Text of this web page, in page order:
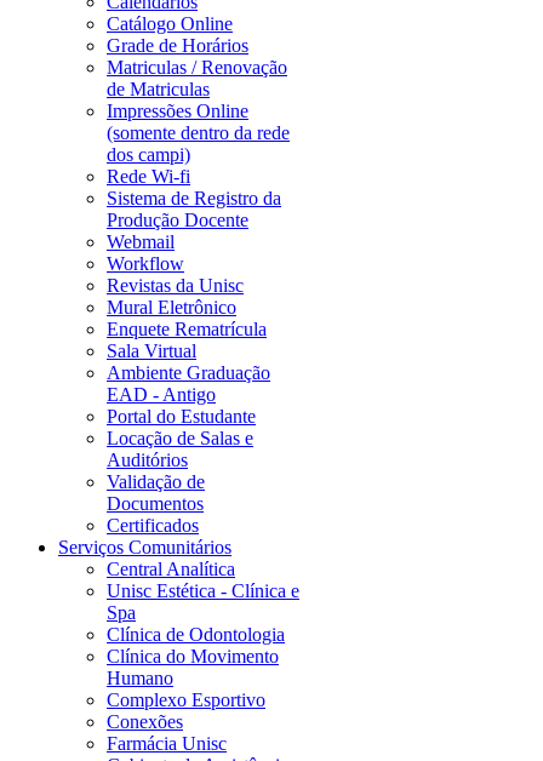
Catálogo Online
Grade de Horários
Matriculas / Renovação
de Matriculas
Impressões Online
(somente dentro da rede
dos campi)
Rede Wi-fi
Sistema de Registro da
Produção Docente
Webmail
Workflow
Revistas da Unisc
Mural Eletrônico
Enquete Rematrícula
Sala Virtual
Ambiente Graduação
EAD - Antigo
Portal do Estudante
Locação de Salas e
Auditórios
Validação de
Documentos
Certificados
Serviços Comunitários
Central Analítica
Unisc Estética - Clínica e
Spa
Clínica de Odontologia
Clínica do Movimento
Humano
Complexo Esportivo
Conexões
Farmácia Unisc